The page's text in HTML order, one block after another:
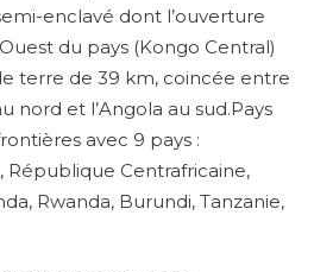
enclavé dont l’ouverture
du pays (Kongo Central)
terre de 39 km, coincée entre
nord et l’Angola au sud.Pays
avec 9 pays :
République Centrafricaine,
Rwanda, Burundi, Tanzanie,